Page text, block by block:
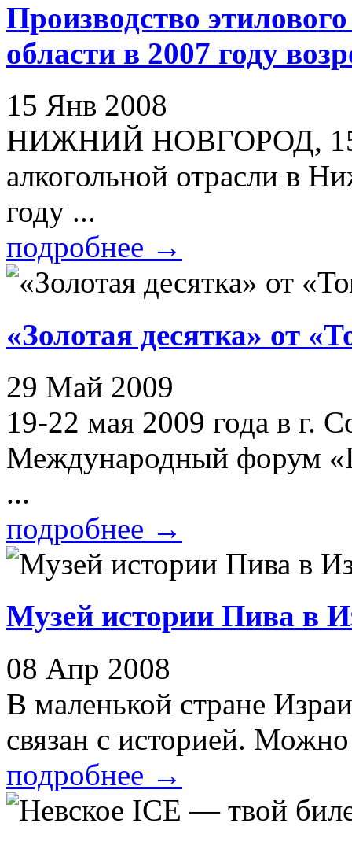
Производство
области в 2007 году
15 Янв 2008
НИЖНИЙ НОВГОРОД, 15
алкогольной отрасли в
году ...
подробнее →
«Золотая десятка» от
29 Май 2009
19-22 мая 2009 года в г.
Международный форум
...
подробнее →
Музей истории Пива в
08 Апр 2008
В маленькой стране
связан с историей.
подробнее →